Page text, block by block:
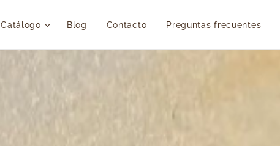
Catálogo Blog Contacto Preguntas frecuentes